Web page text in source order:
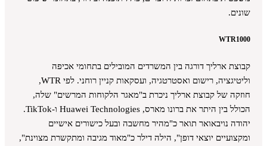
שונים.
WTR1000
קבוצת ארליך דורגה בין המשרדים המובילים בתחומי אכיפה
וליטיגציה, רישום ואסטרטגיה, ועסקאות קניין רוחני. לפי WTR,
חוזקה של קבוצת ארליך ניכרת ב"מאגר הלקוחות המרשים" שלה,
הכולל בין היתר את ברונו מארס, Huawei Technologies ו-TikTok.
יהודה נויבאואר תואר כ"מהיר מחשבה ובעל כישורים אישיים
ומקצועיים יוצאי דופן", הילה דילר כ"מאוד מגיבה ומתקשרת מצוינת",